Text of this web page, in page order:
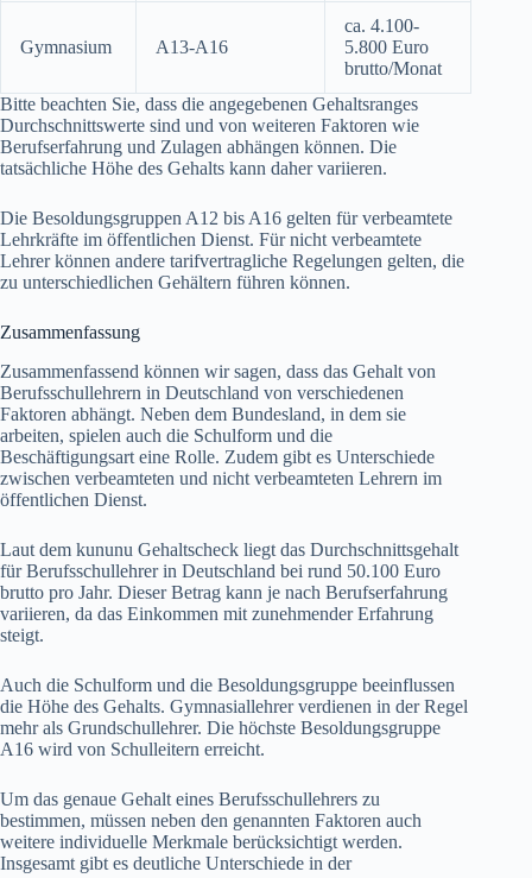
Gymnasium A13-A16
ca. 4.100-
5.800 Euro
brutto/Monat
Bitte beachten Sie, dass die angegebenen Gehaltsranges
Durchschnittswerte sind und von weiteren Faktoren wie
Berufserfahrung und Zulagen abhängen können. Die
tatsächliche Höhe des Gehalts kann daher variieren.
Die Besoldungsgruppen A12 bis A16 gelten für verbeamtete
Lehrkräfte im öffentlichen Dienst. Für nicht verbeamtete
Lehrer können andere tarifvertragliche Regelungen gelten, die
zu unterschiedlichen Gehältern führen können.
Zusammenfassung
Zusammenfassend können wir sagen, dass das Gehalt von
Berufsschullehrern in Deutschland von verschiedenen
Faktoren abhängt. Neben dem Bundesland, in dem sie
arbeiten, spielen auch die Schulform und die
Beschäftigungsart eine Rolle. Zudem gibt es Unterschiede
zwischen verbeamteten und nicht verbeamteten Lehrern im
öffentlichen Dienst.
Laut dem kununu Gehaltscheck liegt das Durchschnittsgehalt
für Berufsschullehrer in Deutschland bei rund 50.100 Euro
brutto pro Jahr. Dieser Betrag kann je nach Berufserfahrung
variieren, da das Einkommen mit zunehmender Erfahrung
steigt.
Auch die Schulform und die Besoldungsgruppe beeinflussen
die Höhe des Gehalts. Gymnasiallehrer verdienen in der Regel
mehr als Grundschullehrer. Die höchste Besoldungsgruppe
A16 wird von Schulleitern erreicht.
Um das genaue Gehalt eines Berufsschullehrers zu
bestimmen, müssen neben den genannten Faktoren auch
weitere individuelle Merkmale berücksichtigt werden.
Insgesamt gibt es deutliche Unterschiede in der